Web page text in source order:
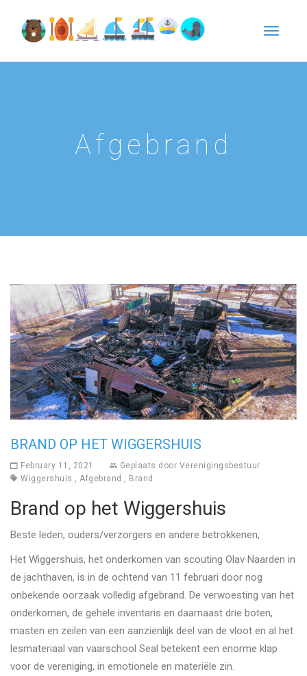
Afgebrand
BRAND OP HET WIGGERSHUIS
February 11, 2021 Geplaats door Verenigingsbestuur
Wiggershuis
Afgebrand Brand
Brand op het Wiggershuis
Beste leden, ouders/verzorgers en andere betrokkenen,
Het Wiggershuis, het onderkomen van scouting Olav Naarden in
de jachthaven, is in de ochtend van 11 februari door nog
onbekende oorzaak volledig afgebrand. De verwoesting van het
onderkomen, de gehele inventaris en daarnaast drie boten,
masten en zeilen van een aanzienlijk deel van de vloot en al het
lesmateriaal van vaarschool Seal betekent een enorme klap
voor de vereniging, in emotionele en materiële zin.